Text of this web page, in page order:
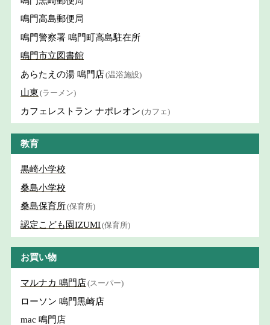
鳴門高島郵便局
鳴門警察署 鳴門町高島駐在所
鳴門市立図書館
あらたえの湯 鳴門店(温浴施設)
山東 (ラーメン)
カフェレストラン ナポレオン (カフェ)
教育
黒崎小学校
桑島小学校
桑島保育所(保育所)
認定こども園IZUMI(保育所)
お買い物
マルナカ 鳴門店(スーパー)
ローソン 鳴門黒崎店
mac 鳴門店